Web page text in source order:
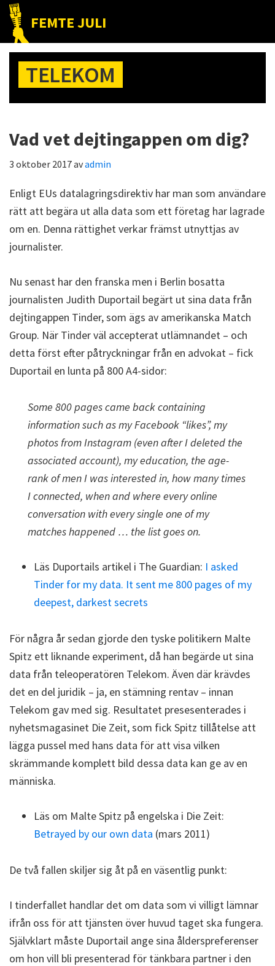
Hoppa
huvudnavigering
Hoppa
huvudinnehåll
Hoppa
det
primära
sidofältet
FEMTE JULI
Nätet
till
folket!TELEKOM
Vad vet dejtingappen om dig?
3 oktober 2017avadmin
Enligt EUs datalagringsdirektiv har man som användare
rätt att begära ut alla data som ett företag har lagrade
om en. Denna rättighet verkar främst utnyttjas av
journalister.
Nu senast har den franska men i Berlin bosatta
journalisten Judith Duportail begärt ut sina data från
dejtingappen Tinder, som ägs av amerikanska Match
Group. När Tinder väl accepterat utlämnandet – och
detta först efter påtryckningar från en advokat – fick
Duportail en lunta på 800 A4-sidor:
Some 800 pages came back containing
information such as my Facebook “likes”, my
photos from Instagram (even after I deleted the
associated account), my education, the age-
rank of men I was interested in, how many times
I connected, when and where every online
conversation with every single one of my
matches happened … the list goes on.
Läs Duportails artikel i The Guardian: I asked
Tinder for my data. It sent me 800 pages of my
deepest, darkest secrets
För några år sedan gjorde den tyske politikern Malte
Spitz ett liknande experiment, då han begärde ut sina
data från teleoperatören Telekom. Även där krävdes
det en del juridik – ja, en stämning rentav – innan
Telekom gav med sig. Resultatet presesenterades i
nyhetsmagasinet Die Zeit, som fick Spitz tillåtelse att
lägga pussel med hans data för att visa vilken
skrämmande komplett bild dessa data kan ge av en
människa.
Läs om Malte Spitz på engelska i Die Zeit:
Betrayed by our own data (mars 2011)
De två fallen skiljer sig åt på en väsentlig punkt:
I tinderfallet handlar det om data som vi villigt lämnar
ifrån oss för att tjänsten över huvud taget ska fungera.
Självklart måste Duportail ange sina ålderspreferenser
om hon vill bli presenterad för tänkbara partner i den